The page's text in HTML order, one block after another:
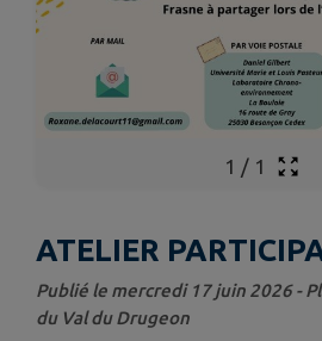
1 / 1
ATELIER
Publié le mercredi 17 juin 2026 -
du Val du Drugeon